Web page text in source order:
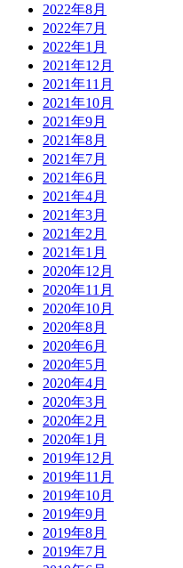
2022年8月
2022年7月
2022年1月
2021年12月
2021年11月
2021年10月
2021年9月
2021年8月
2021年7月
2021年6月
2021年4月
2021年3月
2021年2月
2021年1月
2020年12月
2020年11月
2020年10月
2020年8月
2020年6月
2020年5月
2020年4月
2020年3月
2020年2月
2020年1月
2019年12月
2019年11月
2019年10月
2019年9月
2019年8月
2019年7月